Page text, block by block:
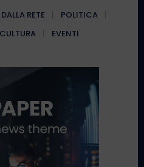
DALLA RETE
POLITICA
CULTURA EVENTI